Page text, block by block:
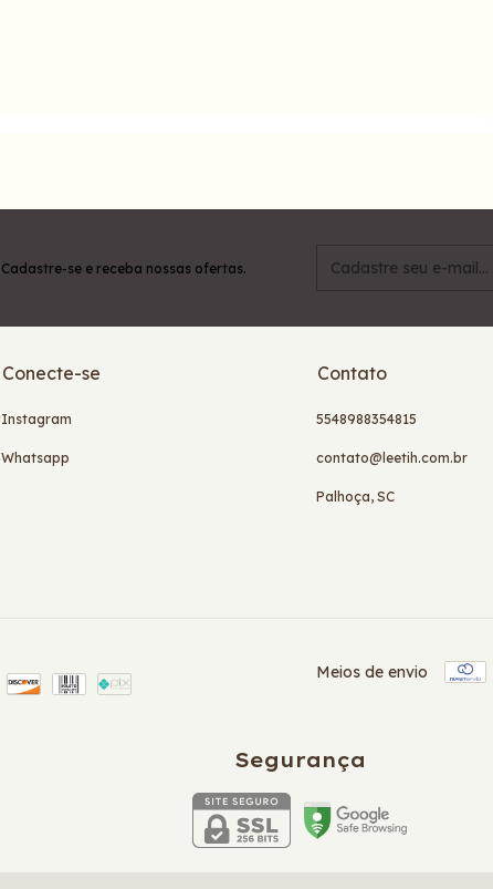
Cadastre-se e receba nossas ofertas.
Conecte-se
Instagram
Whatsapp
Contato
5548988354815
contato@leetih.com.br
Palhoça, SC
Meios de envio
Segurança